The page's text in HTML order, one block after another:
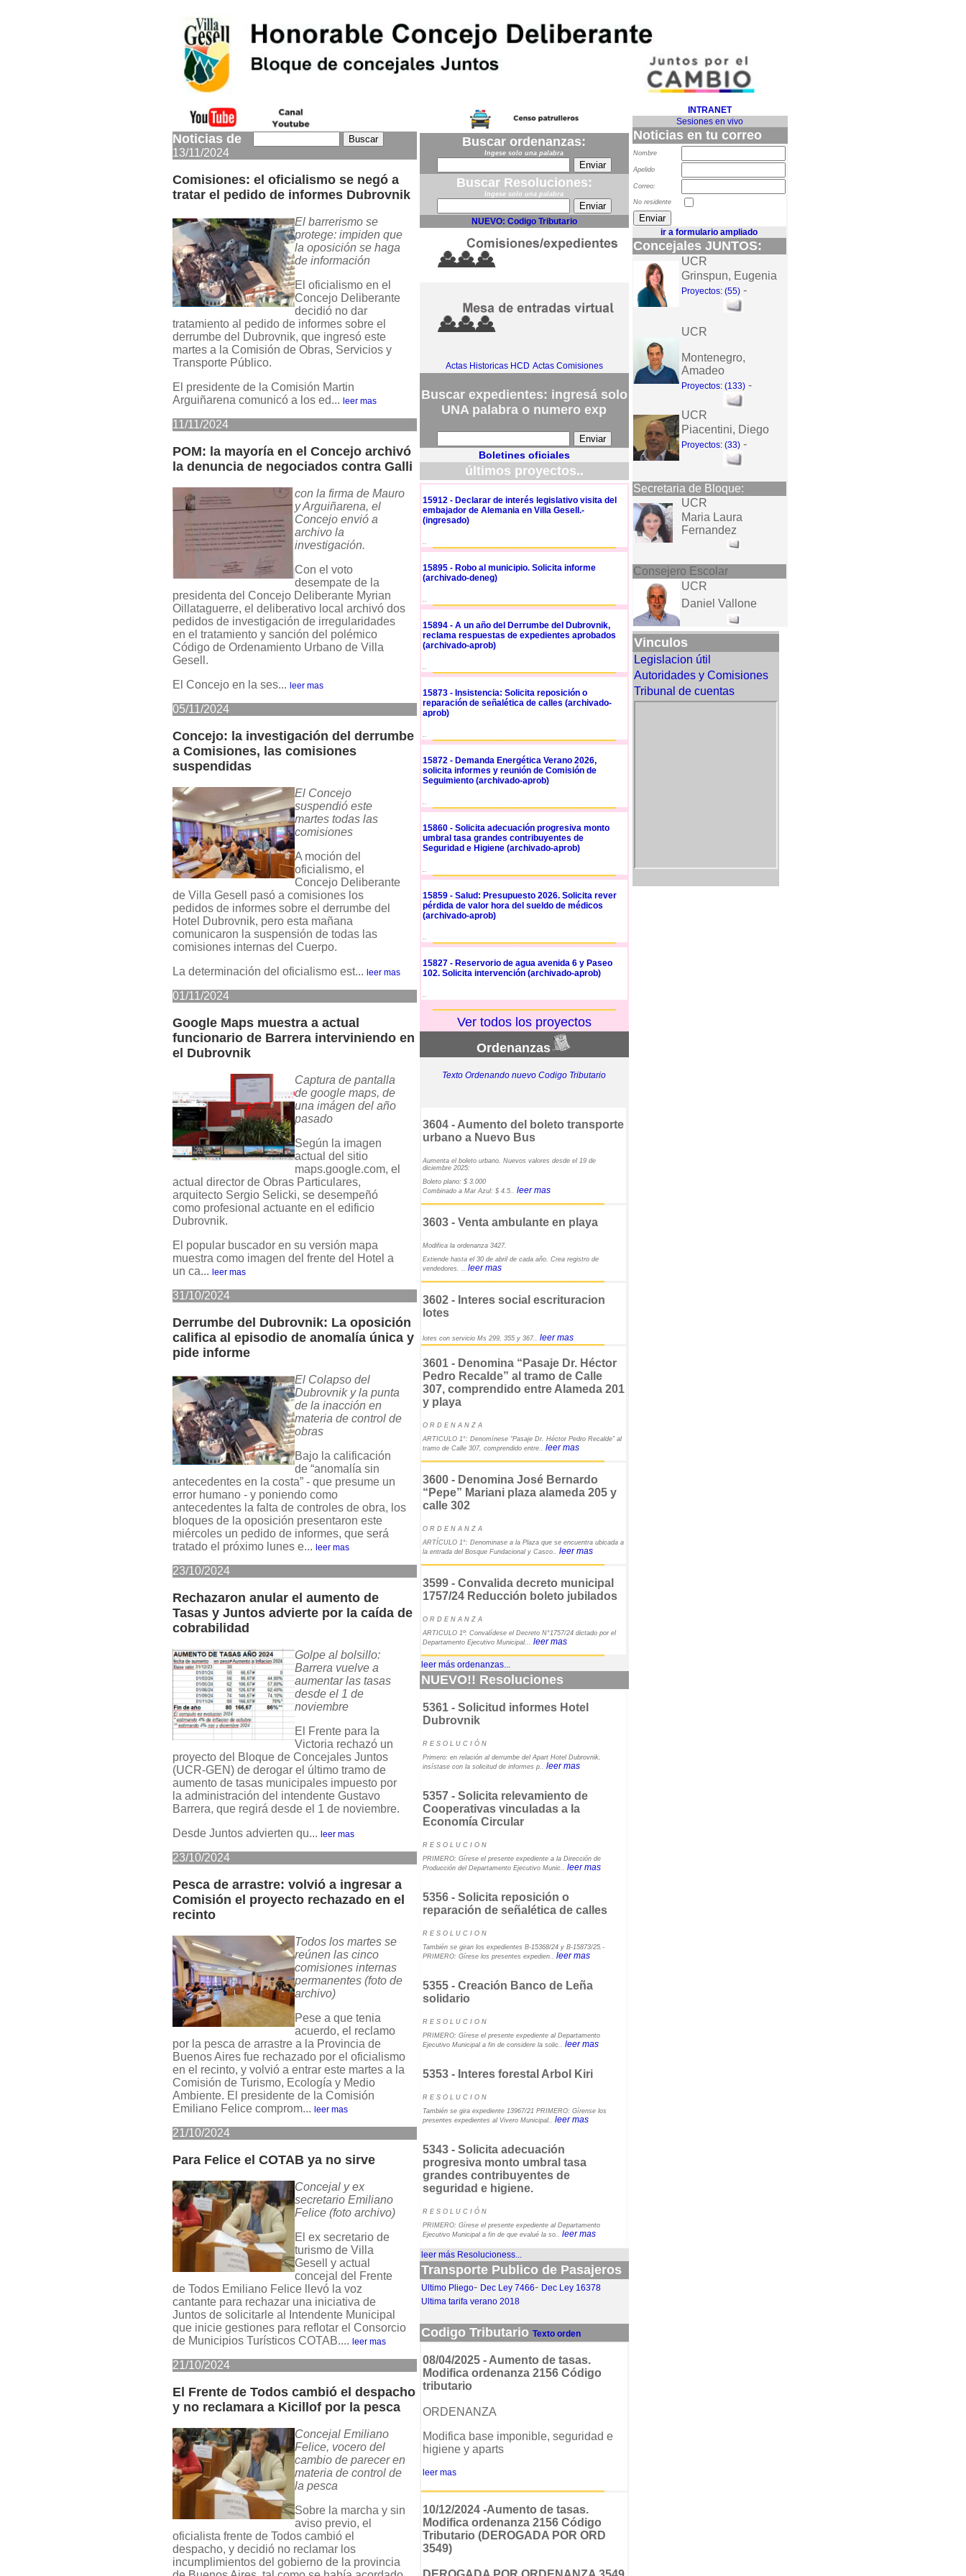
Noticias de
13/11/2024
Comisiones: el oficialismo se negó a
tratar el pedido de informes Dubrovnik
El barrerismo se
protege: impiden que
la oposición se haga
de información
El oficialismo en el
Concejo Deliberante
decidió no dar
tratamiento al pedido de informes sobre el
derrumbe del Dubrovnik, que ingresó este
martes a la Comisión de Obras, Servicios y
Transporte Público.
El presidente de la Comisión Martin
Arguiñarena comunicó a los ed... leer mas
11/11/2024
POM: la mayoría en el Concejo archivó
la denuncia de negociados contra Galli
con la firma de Mauro
y Arguiñarena, el
Concejo envió a
archivo la
investigación.
Con el voto
desempate de la
presidenta del Concejo Deliberante Myrian
Oillataguerre, el deliberativo local archivó dos
pedidos de investigación de irregularidades
en el tratamiento y sanción del polémico
Código de Ordenamiento Urbano de Villa
Gesell.
El Concejo en la ses... leer mas
05/11/2024
Concejo: la investigación del derrumbe
a Comisiones, las comisiones
suspendidas
El Concejo
suspendió este
martes todas las
comisiones
A moción del
oficialismo, el
Concejo Deliberante
de Villa Gesell pasó a comisiones los
pedidos de informes sobre el derrumbe del
Hotel Dubrovnik, pero esta mañana
comunicaron la suspensión de todas las
comisiones internas del Cuerpo.
La determinación del oficialismo est... leer mas
01/11/2024
Google Maps muestra a actual
funcionario de Barrera interviniendo en
el Dubrovnik
Captura de pantalla
de google maps, de
una imágen del año
pasado
Según la imagen
actual del sitio
maps.google.com, el
actual director de Obras Particulares,
arquitecto Sergio Selicki, se desempeñó
como profesional actuante en el edificio
Dubrovnik.
El popular buscador en su versión mapa
muestra como imagen del frente del Hotel a
un ca... leer mas
31/10/2024
Derrumbe del Dubrovnik: La oposición
califica al episodio de anomalía única y
pide informe
El Colapso del
Dubrovnik y la punta
de la inacción en
materia de control de
obras
Bajo la calificación
de “anomalía sin
antecedentes en la costa” - que presume un
error humano - y poniendo como
antecedentes la falta de controles de obra, los
bloques de la oposición presentaron este
miércoles un pedido de informes, que será
tratado el próximo lunes e... leer mas
23/10/2024
Rechazaron anular el aumento de
Tasas y Juntos advierte por la caída de
cobrabilidad
Golpe al bolsillo:
Barrera vuelve a
aumentar las tasas
desde el 1 de
noviembre
El Frente para la
Victoria rechazó un
proyecto del Bloque de Concejales Juntos
(UCR-GEN) de derogar el último tramo de
aumento de tasas municipales impuesto por
la administración del intendente Gustavo
Barrera, que regirá desde el 1 de noviembre.
Desde Juntos advierten qu... leer mas
23/10/2024
Pesca de arrastre: volvió a ingresar a
Comisión el proyecto rechazado en el
recinto
Todos los martes se
reúnen las cinco
comisiones internas
permanentes (foto de
archivo)
Pese a que tenia
acuerdo, el reclamo
por la pesca de arrastre a la Provincia de
Buenos Aires fue rechazado por el oficialismo
en el recinto, y volvió a entrar este martes a la
Comisión de Turismo, Ecología y Medio
Ambiente. El presidente de la Comisión
Emiliano Felice comprom... leer mas
21/10/2024
Para Felice el COTAB ya no sirve
Concejal y ex
secretario Emiliano
Felice (foto archivo)
El ex secretario de
turismo de Villa
Gesell y actual
concejal del Frente
de Todos Emiliano Felice llevó la voz
cantante para rechazar una iniciativa de
Juntos de solicitarle al Intendente Municipal
que inicie gestiones para reflotar el Consorcio
de Municipios Turísticos COTAB.... leer mas
21/10/2024
El Frente de Todos cambió el despacho
y no reclamara a Kicillof por la pesca
Concejal Emiliano
Felice, vocero del
cambio de parecer en
materia de control de
la pesca
Sobre la marcha y sin
aviso previo, el
oficialista frente de Todos cambió el
despacho, y decidió no reclamar los
incumplimientos del gobierno de la provincia
Buscar ordenanzas:
Ingese solo una palabra
Buscar Resoluciones:
Ingese solo una palabra
NUEVO: Codigo Tributario
Actas Historicas HCD Actas Comisiones
Buscar expedientes: ingresá solo
UNA palabra o numero exp
Boletines oficiales
últimos proyectos..
15912 - Declarar de interés legislativo visita del
embajador de Alemania en Villa Gesell.-
(ingresado)
..
15895 - Robo al municipio. Solicita informe
(archivado-deneg)
..
15894 - A un año del Derrumbe del Dubrovnik,
reclama respuestas de expedientes aprobados
(archivado-aprob)
..
15873 - Insistencia: Solicita reposición o
reparación de señalética de calles (archivado-
aprob)
..
15872 - Demanda Energética Verano 2026,
solicita informes y reunión de Comisión de
Seguimiento (archivado-aprob)
..
15860 - Solicita adecuación progresiva monto
umbral tasa grandes contribuyentes de
Seguridad e Higiene (archivado-aprob)
..
15859 - Salud: Presupuesto 2026. Solicita rever
pérdida de valor hora del sueldo de médicos
(archivado-aprob)
..
15827 - Reservorio de agua avenida 6 y Paseo
102. Solicita intervención (archivado-aprob)
..
Ver todos los proyectos
Ordenanzas
Texto Ordenando nuevo Codigo Tributario
3604 - Aumento del boleto transporte
urbano a Nuevo Bus
Aumenta el boleto urbano. Nuevos valores desde el 19 de
diciembre 2025:
Boleto plano: $ 3.000
Combinado a Mar Azul: $ 4.5.. leer mas
3603 - Venta ambulante en playa
Modifica la ordenanza 3427.
Extiende hasta el 30 de abril de cada año. Crea registro de
vendedores. .. leer mas
3602 - Interes social escrituracion
lotes
lotes con servicio Ms 299, 355 y 367.. leer mas
3601 - Denomina “Pasaje Dr. Héctor
Pedro Recalde” al tramo de Calle
307, comprendido entre Alameda 201
y playa
O R D E N A N Z A
ARTICULO 1°: Denomínese “Pasaje Dr. Héctor Pedro Recalde” al
tramo de Calle 307, comprendido entre.. leer mas
3600 - Denomina José Bernardo
“Pepe” Mariani plaza alameda 205 y
calle 302
O R D E N A N Z A
ARTÍCULO 1°: Denominase a la Plaza que se encuentra ubicada a
la entrada del Bosque Fundacional y Casco.. leer mas
3599 - Convalida decreto municipal
1757/24 Reducción boleto jubilados
O R D E N A N Z A
ARTICULO 1º: Convalídese el Decreto N°1757/24 dictado por el
Departamento Ejecutivo Municipal... leer mas
leer más ordenanzas...
NUEVO!! Resoluciones
5361 - Solicitud informes Hotel
Dubrovnik
R E S O L U C I Ó N
Primero: en relación al derrumbe del Apart Hotel Dubrovnik,
insístase con la solicitud de informes p.. leer mas
5357 - Solicita relevamiento de
Cooperativas vinculadas a la
Economía Circular
R E S O L U C I O N
PRIMERO: Gírese el presente expediente a la Dirección de
Producción del Departamento Ejecutivo Munic.. leer mas
5356 - Solicita reposición o
reparación de señalética de calles
R E S O L U C I O N
También se giran los expedientes B-15368/24 y B-15873/25.-
PRIMERO: Gírese los presentes expedien.. leer mas
5355 - Creación Banco de Leña
solidario
R E S O L U C I O N
PRIMERO: Gírese el presente expediente al Departamento
Ejecutivo Municipal a fin de considere la solic.. leer mas
5353 - Interes forestal Arbol Kiri
R E S O L U C I O N
También se gira expediente 13967/21 PRIMERO: Gírense los
presentes expedientes al Vivero Municipal.. leer mas
5343 - Solicita adecuación
progresiva monto umbral tasa
grandes contribuyentes de
seguridad e higiene.
R E S O L U C I Ó N
PRIMERO: Gírese el presente expediente al Departamento
Ejecutivo Municipal a fin de que evalué la so.. leer mas
leer más Resolucioness...
Transporte Publico de Pasajeros
Ultimo Pliego- Dec Ley 7466- Dec Ley 16378
Ultima tarifa verano 2018
Codigo Tributario Texto orden
08/04/2025 - Aumento de tasas.
Modifica ordenanza 2156 Código
tributario
ORDENANZA
Modifica base imponible, seguridad e
higiene y aparts
leer mas
10/12/2024 -Aumento de tasas.
Modifica ordenanza 2156 Código
Tributario (DEROGADA POR ORD
3549)
INTRANET
Sesiones en vivo
Noticias en tu correo
Nombre
Apelido
Correo:
No residente
ir a formulario ampliado
Concejales JUNTOS:
UCR
Grinspun, Eugenia
Proyectos: (55)-
UCR
Montenegro,
Amadeo
Proyectos: (133)-
UCR
Piacentini, Diego
Proyectos: (33)-
Secretaria de Bloque:
UCR
Maria Laura
Fernandez
Consejero Escolar
UCR
Daniel Vallone
Vinculos
Legislacion útil
Autoridades y Comisiones
Tribunal de cuentas